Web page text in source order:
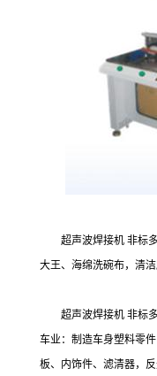
超声波焊接机 非标多
大王、海绵洗碗布，清
超声波焊接机 非标多
车业：制造车身塑料零
板、内饰件、滤清器，